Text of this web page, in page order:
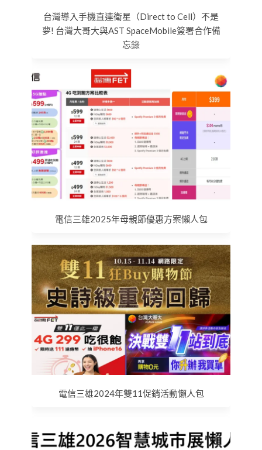
台灣導入手機直連衛星（Direct to Cell）不是
夢! 台灣大哥大與AST SpaceMobile簽署合作備
忘錄
電信三雄2025年母親節優惠方案懶人包
電信三雄2024年雙11促銷活動懶人包